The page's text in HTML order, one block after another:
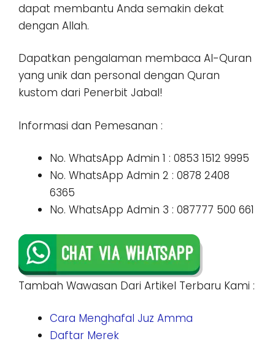
dapat membantu Anda semakin dekat
dengan Allah.
Dapatkan pengalaman membaca Al-Quran
yang unik dan personal dengan Quran
kustom dari Penerbit Jabal!
Informasi dan Pemesanan :
No. WhatsApp Admin 1 : 0853 1512 9995
No. WhatsApp Admin 2 : 0878 2408
6365
No. WhatsApp Admin 3 : 087777 500 661
Tambah Wawasan Dari Artikel Terbaru Kami :
Cara Menghafal Juz Amma
Daftar Merek